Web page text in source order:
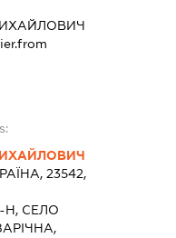
23542,
СЕЛО